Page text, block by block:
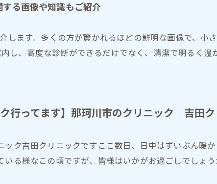
冠動脈CT（心臓CT）
る画像や知識もご紹介
します。多くの方が驚かれるほどの鮮明な画像で、小
し、高度な診断ができるだけでなく、清潔で明るく温
ク行ってます】那珂川市のクリニック｜吉田
ック吉田クリニックですここ数日、日中はずいぶん暖
いる様なこの頃ですが、皆様はいかがお過ごしでしょ